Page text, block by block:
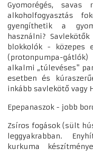
Gyomorégés,
alkoholfogyasztás
gyengíthetik a
használni?
blokkolók - közepes
(protonpumpa-
alkalmi „túlevéses"
esetben és
inkább savlekötő vagy
Epepanaszok - jobb
Zsíros fogások (sült
leggyakrabban.
kurkuma